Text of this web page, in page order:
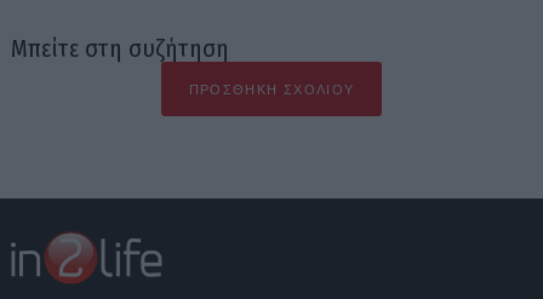
Μπείτε στη συζήτηση
ΠΡΟΣΘΉΚΗ ΣΧΟΛΊΟΥ